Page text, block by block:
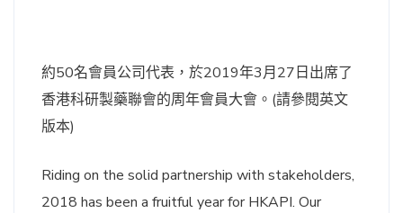
約50名會員公司代表，於2019年3月27日出席了
香港科研製藥聯會的周年會員大會。(請參閱英文
版本)
Riding on the solid partnership with stakeholders,
2018 has been a fruitful year for HKAPI. Our